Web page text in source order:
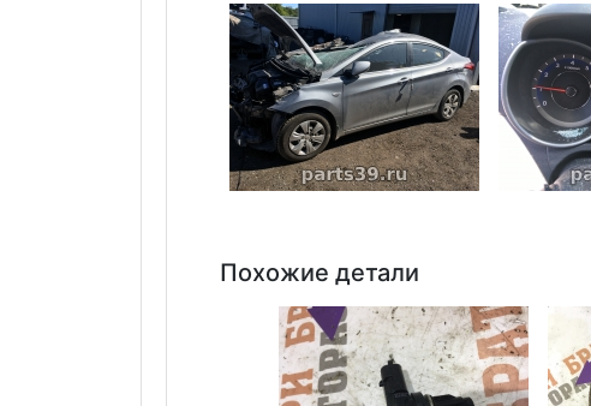
Похожие детали